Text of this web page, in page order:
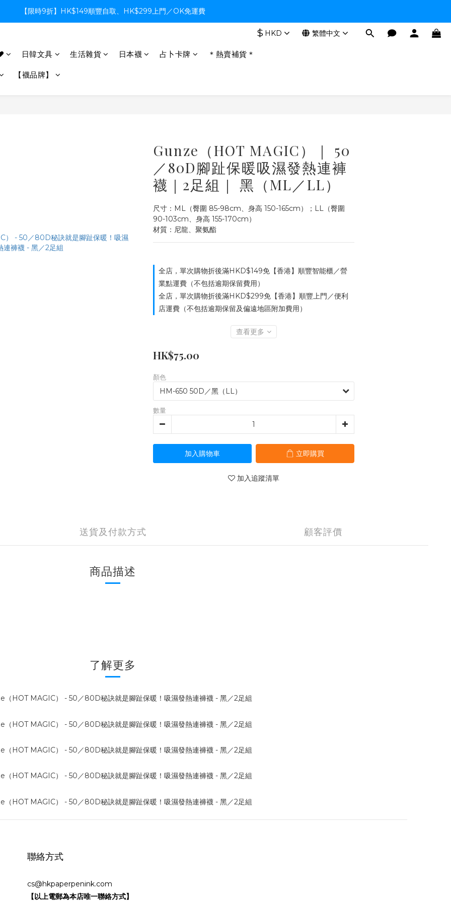
【限時9折】HK$149順豐自取、HK$299上門／OK免運費
【限時9折】HK$149順豐自取、HK$299上門／OK免運費
【限時9折】HK$149順豐自取、HK$299上門／OK免運費
$ HKD 繁體中文
日韓文具 生活雜貨 日本襪 占卜卡牌 ＊熱賣補貨＊
【襪品牌】
Gunze（HOT MAGIC）｜ 50
／80D腳趾保暖吸濕發熱連褲
襪｜2足組｜ 黑（ML／LL）
尺寸：ML（臀圍 85-98cm、身高 150-165cm）；LL（臀圍
90-103cm、身高 155-170cm）
材質：尼龍、聚氨酯
全店，單次購物折後滿HKD$149免【香港】順豐智能櫃／營
業點運費（不包括逾期保留費用）
全店，單次購物折後滿HKD$299免【香港】順豐上門／便利
店運費（不包括逾期保留及偏遠地區附加費用）
查看更多
HK$75.00
顏色
數量
加入購物車 立即購買
加入追蹤清單
送貨及付款方式 顧客評價
商品描述
了解更多
聯絡方式
cs@hkpaperpenink.com
【以上電郵為本店唯一聯絡方式】